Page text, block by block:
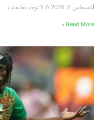
أغسطس 6, 2026 لا توجد تعليقات
Read More »